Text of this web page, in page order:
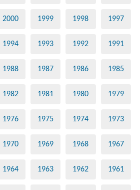
2000 1999 1998 1997
1994 1993 1992 1991
1988 1987 1986 1985
1982 1981 1980 1979
1976 1975 1974 1973
1970 1969 1968 1967
1964 1963 1962 1961